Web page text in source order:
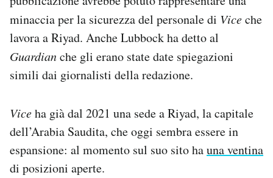
minaccia per la sicurezza del personale di Viceche
lavora a Riyad. Anche Lubbock ha detto al
Guardianche gli erano state date spiegazioni
simili dai giornalisti della redazione.
Viceha già dal 2021 una sede a Riyad, la capitale
dell’Arabia Saudita, che oggi sembra essere in
espansione: al momento sul suo sito hauna ventina
di posizioni aperte.